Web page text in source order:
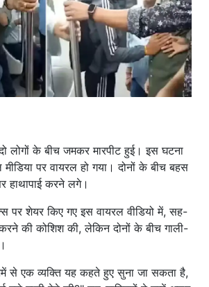
लोगों के बीच जमकर मारपीट हुई। इस घटना
पर वायरल हो गया। दोनों के बीच बहस
करने लगे।
पर शेयर किए गए इस वायरल वीडियो में, सह-
की कोशिश की, लेकिन दोनों के बीच गाली-
से एक व्यक्ति यह कहते हुए सुना जा सकता है,